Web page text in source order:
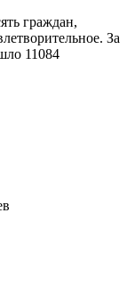
граждан,
За
11084